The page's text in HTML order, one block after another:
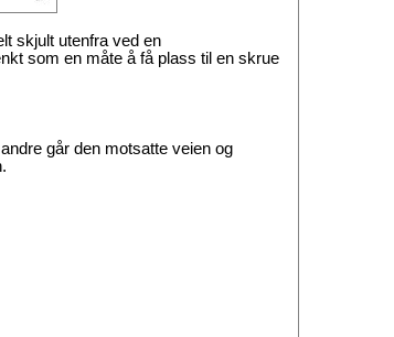
skjult utenfra ved en
som en måte å få plass til en skrue
går den motsatte veien og